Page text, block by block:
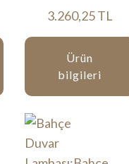
3.260,25 TL
Ürün
bilgileri